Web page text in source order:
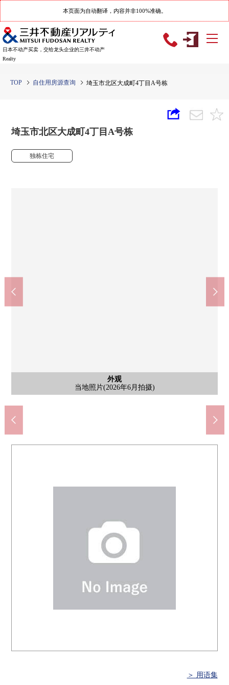
本页面为自动翻译，内容并非100%准确。
日本不动产买卖，交给龙头企业的三井不动产
Realty
TOP 自住用房源查询 埼玉市北区大成町4丁目A号栋
埼玉市北区大成町4丁目A号栋
独栋住宅
外观
当地照片(2026年6月拍摄)
含有前面道路的外观
外观
当地照片(2026年6月拍摄)
含有前面道路的外观
外观
当地照片(2026年6月拍摄)
永旺大宫店(约650m)
业务超市埼玉大宫商店(约670m)
全家便利店埼玉大成町4丁目商店(约150m)
北在家公园(约260m)
埼玉市立日进小学(约1050m)
日进中学(约1100m)
＞ 用语集